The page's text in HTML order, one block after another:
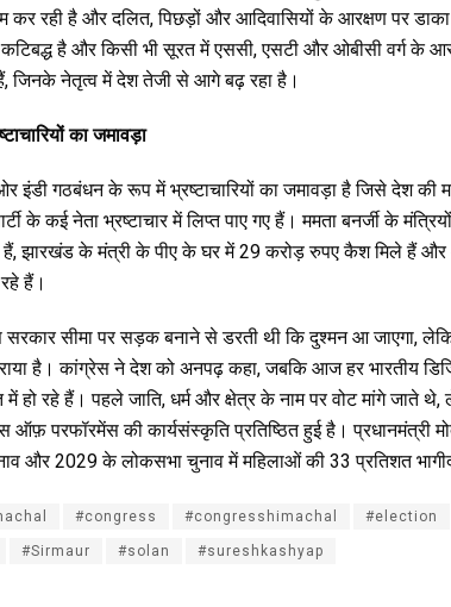
कर रही है और दलित, पिछड़ों और आदिवासियों के आरक्षण पर
कटिबद्ध है और किसी भी सूरत में एससी, एसटी और ओबीसी वर्ग के
हैं, जिनके नेतृत्व में देश तेजी से आगे बढ़ रहा है।
का जमावड़ा
इंडी गठबंधन के रूप में भ्रष्टाचारियों का जमावड़ा है जिसे देश
के कई नेता भ्रष्टाचार में लिप्त पाए गए हैं। ममता बनर्जी के
हैं, झारखंड के मंत्री के पीए के घर में 29 करोड़ रुपए कैश मिले हैं
हैं।
सीमा पर सड़क बनाने से डरती थी कि दुश्मन आ जाएगा,
है। कांग्रेस ने देश को अनपढ़ कहा, जबकि आज हर भारतीय
हो रहे हैं। पहले जाति, धर्म और क्षेत्र के नाम पर वोट मांगे जाते
ऑफ़ परफॉरमेंस की कार्यसंस्कृति प्रतिष्ठित हुई है।
और 2029 के लोकसभा चुनाव में महिलाओं की 33 प्रतिशत
#congress #congresshimachal #election
#Sirmaur #solan #sureshkashyap